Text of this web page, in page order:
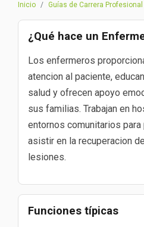
Inicio Guías de Carrera Profesional
¿Qué hace un
Los enfermeros
atencion al paciente,
salud y ofrecen apoyo
sus familias. Trabajan en
entornos comunitarios
asistir en la recuperacion
lesiones.
Funciones típicas